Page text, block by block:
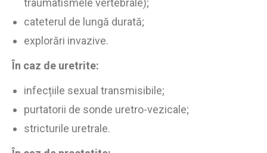
cateterul de lungă durată;
explorări invazive.
În caz de uretrite:
infecțiile sexual transmisibile;
purtatorii de sonde uretro-vezicale;
stricturile uretrale.